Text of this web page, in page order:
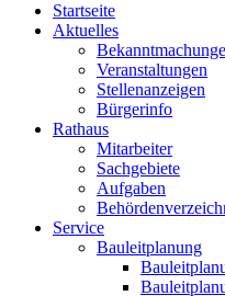
Startseite
Aktuelles
Veranstaltungen
Stellenanzeigen
Bürgerinfo
Rathaus
Mitarbeiter
Sachgebiete
Aufgaben
Service
Bauleitplanung